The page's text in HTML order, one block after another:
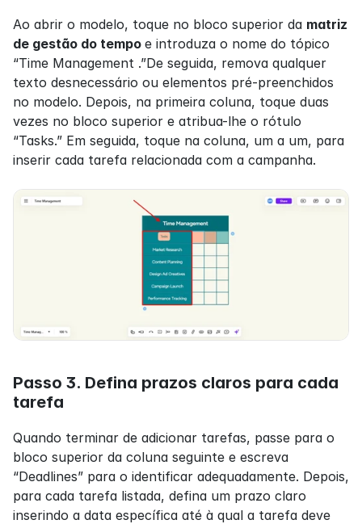
Ao abrir o modelo, toque no bloco superior da matriz
de gestão do tempo e introduza o nome do tópico
“Time Management .”De seguida, remova qualquer
texto desnecessário ou elementos pré-preenchidos
no modelo. Depois, na primeira coluna, toque duas
vezes no bloco superior e atribua-lhe o rótulo
“Tasks.” Em seguida, toque na coluna, um a um, para
inserir cada tarefa relacionada com a campanha.
Passo 3. Defina prazos claros para cada
tarefa
Quando terminar de adicionar tarefas, passe para o
bloco superior da coluna seguinte e escreva
“Deadlines” para o identificar adequadamente. Depois,
para cada tarefa listada, defina um prazo claro
inserindo a data específica até à qual a tarefa deve